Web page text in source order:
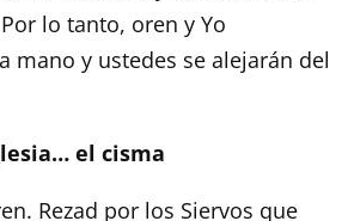
lo tanto, oren y Yo
mano y ustedes se alejarán del
el cisma
Rezad por los Siervos que